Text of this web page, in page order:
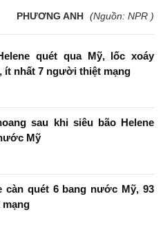
PHƯƠNG ANH (Nguồn: NPR )
quét qua Mỹ, lốc xoáy
ít nhất 7 người thiệt mạng
sau khi siêu bão Helene
Mỹ
càn quét 6 bang nước Mỹ, 93